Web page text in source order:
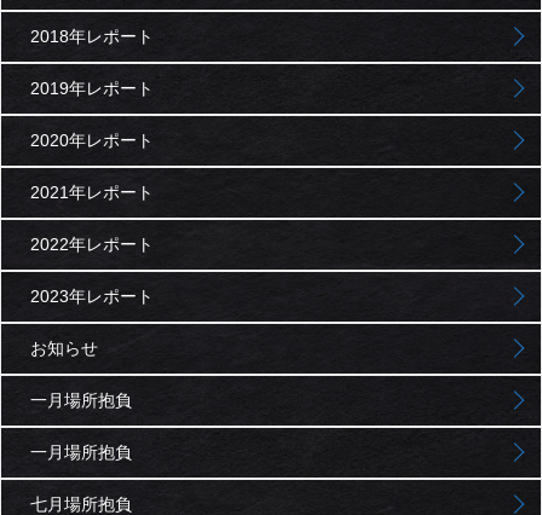
2018年レポート
2019年レポート
2020年レポート
2021年レポート
2022年レポート
2023年レポート
お知らせ
一月場所抱負
一月場所抱負
七月場所抱負